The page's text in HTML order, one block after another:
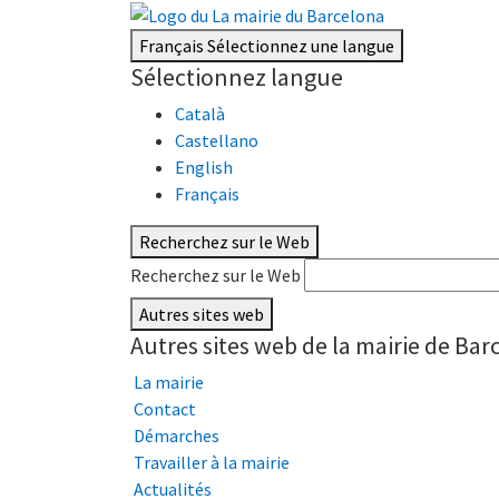
Français Sélectionnez une langue
Sélectionnez langue
Català
Castellano
English
Français
Recherchez sur le Web
Recherchez sur le Web
Autres sites web
Autres sites web de la mairie de
La mairie
Contact
Démarches
Travailler à la mairie
Actualités